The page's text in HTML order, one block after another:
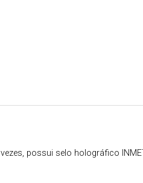
possui selo holográfico